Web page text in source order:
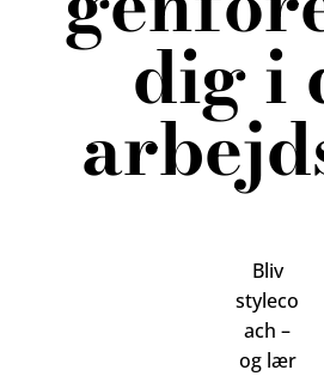
dig i
Bliv
styleco
ach –
og lær